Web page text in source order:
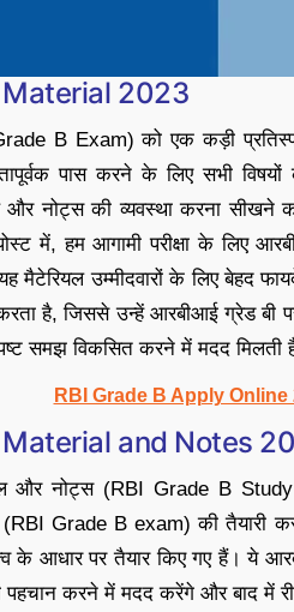
Material 2023
B Exam) को एक कड़ी
पास करने के लिए सभी
और नोट्स की व्यवस्था करना
में, हम आगामी परीक्षा के लिए
उम्मीदवारों के लिए बेहद
है, जिससे उन्हें आरबीआई ग्रेड
समझ विकसित करने में मदद मिलती
RBI Grade B Apply Online
Material and Notes
और नोट्स (RBI Grade B
(RBI Grade B exam) की
के आधार पर तैयार किए गए हैं। ये
पहचान करने में मदद करेंगे और बाद में